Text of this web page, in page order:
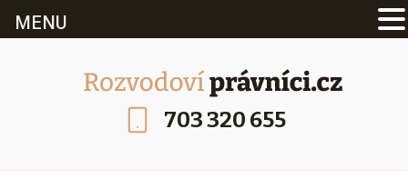
703 320 655
MENU